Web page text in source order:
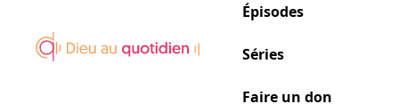
Épisodes
Séries
Faire un don